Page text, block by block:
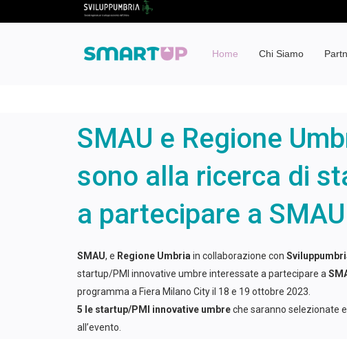
Home Chi Siamo
SMAU e Regione
sono alla ricerca di
a partecipare a
SMAU, e Regione Umbria in collaborazione con
startup/PMI innovative umbre interessate a partecipare a
programma a Fiera Milano City il 18 e 19 ottobre 2023.
5 le startup/PMI innovative umbreche saranno selezionate
all’evento.